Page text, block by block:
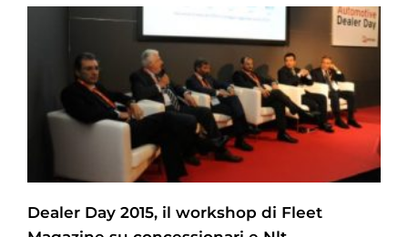
Dealer Day 2015, il workshop di Fleet